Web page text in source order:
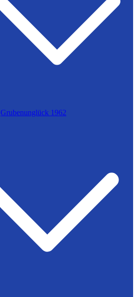
Grubenunglück 1962